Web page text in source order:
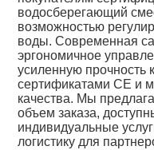
водосберегающий
возможностью
воды. Современная
эргономичное
усиленную прочность
сертификатами CE и
качества. Мы
объем заказа,
индивидуальные
логистику для